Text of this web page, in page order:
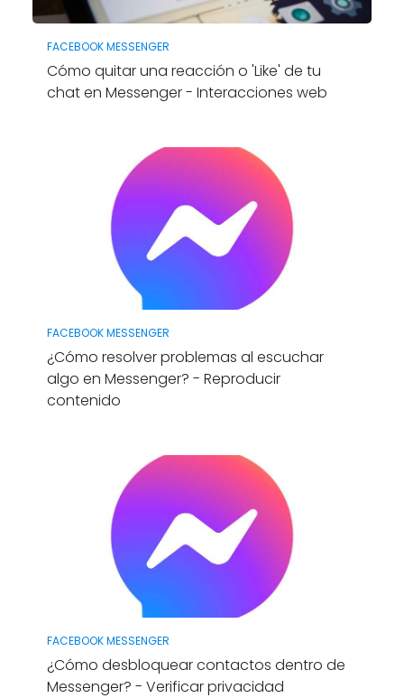
FACEBOOK MESSENGER
Cómo quitar una reacción o 'Like' de tu
chat en Messenger - Interacciones web
FACEBOOK MESSENGER
¿Cómo resolver problemas al escuchar
algo en Messenger? - Reproducir
contenido
FACEBOOK MESSENGER
¿Cómo desbloquear contactos dentro de
Messenger? - Verificar privacidad